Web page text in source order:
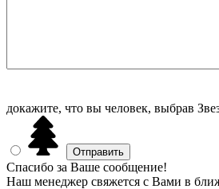
докажите, что вы человек, выбрав
Спасибо за Ваше сообщение!
Наш менеджер свяжется с Вами в